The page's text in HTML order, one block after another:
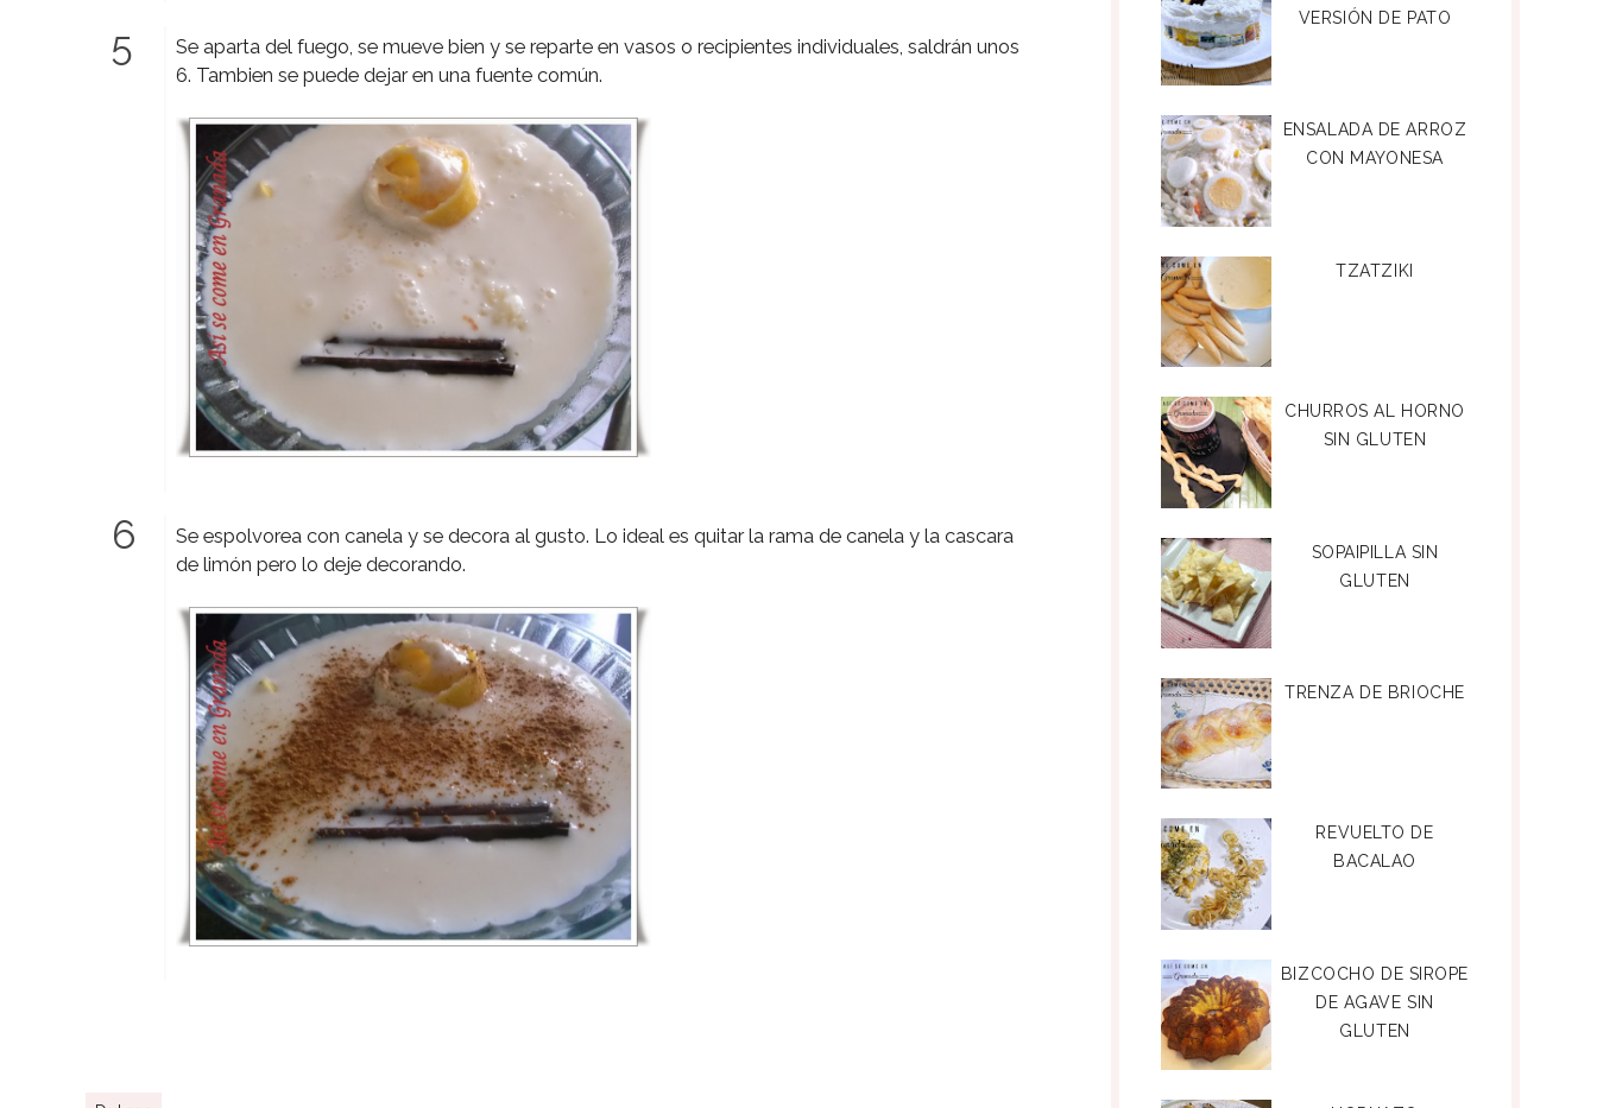
Se aparta del fuego, se mueve bien y se reparte en vasos o recipientes individuales, saldrán unos
6. Tambien se puede dejar en una fuente común.
Se espolvorea con canela y se decora al gusto. Lo ideal es quitar la rama de canela y la cascara
de limón pero lo deje decorando.
VERSIÓN DE PATO
ENSALADA DE ARROZ
CON MAYONESA
TZATZIKI
CHURROS AL HORNO
SIN GLUTEN
SOPAIPILLA SIN
GLUTEN
TRENZA DE BRIOCHE
REVUELTO DE
BACALAO
BIZCOCHO DE SIROPE
DE AGAVE SIN
GLUTEN